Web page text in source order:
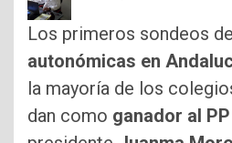
Los primeros sondeos
autonómicas en
la mayoría de los
dan como ganador al PP